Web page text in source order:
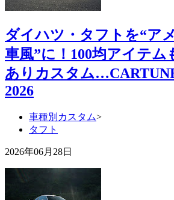
ダイハツ・タフトを“ア
車風”に！100均アイテム
ありカスタム
2026
車種別カスタム>
タフト
2026年06月28日